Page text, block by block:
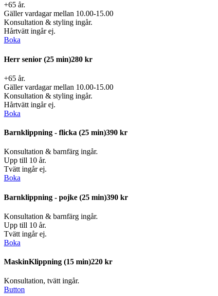
+65 år.
Gäller vardagar mellan 10.00-15.00
Konsultation & styling ingår.
Hårtvätt ingår ej.
Boka
Herr senior (25 min)280 kr
+65 år.
Gäller vardagar mellan 10.00-15.00
Konsultation & styling ingår.
Hårtvätt ingår ej.
Boka
Barnklippning - flicka (25 min)390 kr
Konsultation & barnfärg ingår.
Upp till 10 år.
Tvätt ingår ej.
Boka
Barnklippning - pojke (25 min)390 kr
Konsultation & barnfärg ingår.
Upp till 10 år.
Tvätt ingår ej.
Boka
MaskinKlippning (15 min)220 kr
Konsultation, tvätt ingår.
Button